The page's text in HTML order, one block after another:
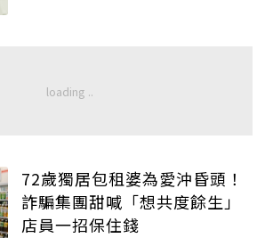
72歲獨居包租婆為愛沖昏頭！
詐騙集團甜喊「想共度餘生」
店員一招保住錢